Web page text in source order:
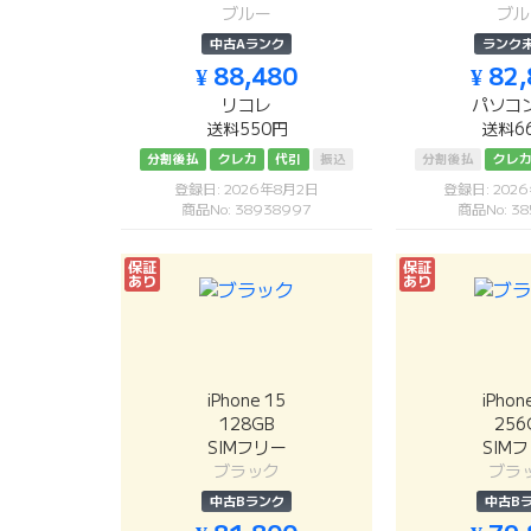
ブルー
中古Aランク
¥ 88,480
リコレ
送料550円
分割後払 クレカ 代引 振込
登録日: 2026年8月2日
商品No: 38938997
ブ
ランク
¥
パソコ
送料
分割後払 クレカ
登録日:
商品No:
保証
あり
iPhone 15
128GB
SIMフリー
ブラック
中古Bランク
保証
あり
SIM
ブラ
中古B